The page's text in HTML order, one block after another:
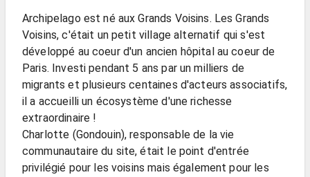
Archipelago est né aux Grands Voisins. Les Grands
Voisins, c'était un petit village alternatif qui s'est
développé au coeur d'un ancien hôpital au coeur de
Paris. Investi pendant 5 ans par un milliers de
migrants et plusieurs centaines d'acteurs associatifs,
il a accueilli un écosystème d'une richesse
extraordinaire !
Charlotte (Gondouin), responsable de la vie
communautaire du site, était le point d'entrée
privilégié pour les voisins mais également pour les